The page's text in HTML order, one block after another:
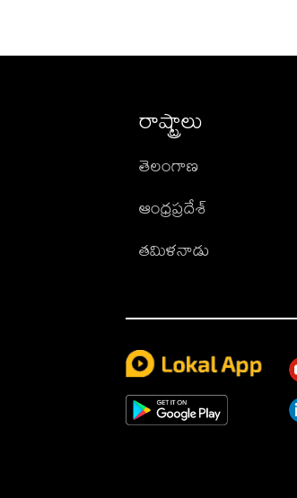
రాష్ట్రాలు
తెలంగాణ
ఆంధ్రప్రదేశ్
తమిళనాడు